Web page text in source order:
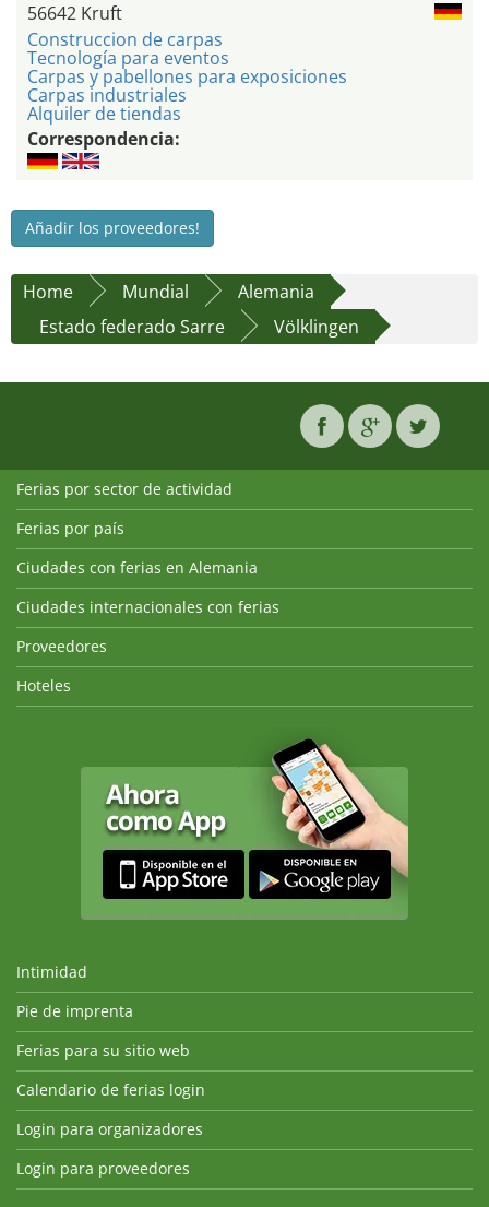
56642 Kruft
Construccion de carpas
Tecnología para eventos
Carpas y pabellones para exposiciones
Carpas industriales
Alquiler de tiendas
Correspondencia:
Añadir los proveedores!
Home Mundial
Alemania
Estado federado Sarre
Völklingen
Ferias por sector de actividad
Ferias por país
Ciudades con ferias en Alemania
Ciudades internacionales con ferias
Proveedores
Hoteles
Intimidad
Pie de imprenta
Ferias para su sitio web
Calendario de ferias login
Login para organizadores
Login para proveedores